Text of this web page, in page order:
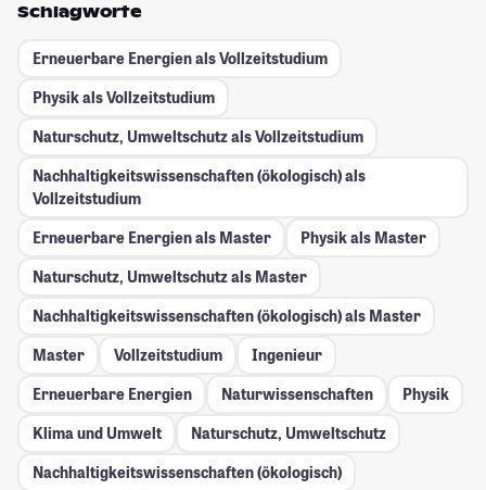
Schlagworte
Erneuerbare Energien als Vollzeitstudium
Physik als Vollzeitstudium
Naturschutz, Umweltschutz als Vollzeitstudium
Nachhaltigkeitswissenschaften (ökologisch) als
Vollzeitstudium
Erneuerbare Energien als Master
Physik als Master
Naturschutz, Umweltschutz als Master
Nachhaltigkeitswissenschaften (ökologisch) als Master
Master
Vollzeitstudium
Ingenieur
Erneuerbare Energien
Naturwissenschaften
Physik
Klima und Umwelt
Naturschutz, Umweltschutz
Nachhaltigkeitswissenschaften (ökologisch)